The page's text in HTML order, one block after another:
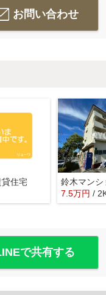
お問い合わせ
住宅
鈴木マンシ
7.5万円 /
で共有する